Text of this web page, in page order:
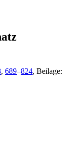
, 689–824, Beilage: